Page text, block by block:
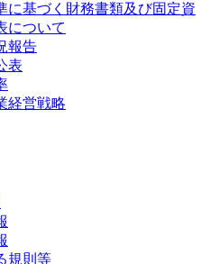
に基づく財務書類及び固定資
について
報告
表
経営戦略
規則等